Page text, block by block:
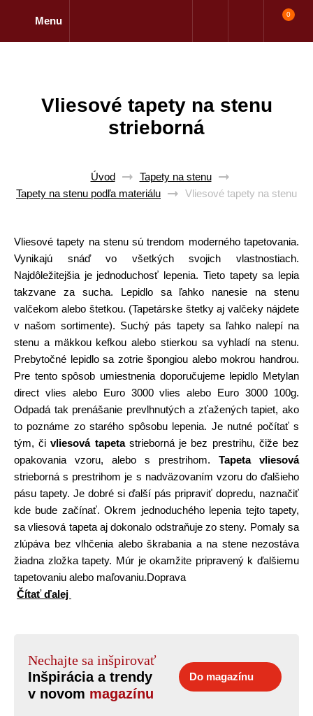
Menu
0
Vliesové tapety na stenu
strieborná
Úvod
Tapety na stenu
Tapety na stenu podľa materiálu
Vliesové tapety na stenu
Vliesové tapety na stenu sú trendom moderného tapetovania.
Vynikajú snáď vo všetkých svojich vlastnostiach.
Najdôležitejšia je jednoduchosť lepenia. Tieto tapety sa lepia
takzvane za sucha. Lepidlo sa ľahko nanesie na stenu
valčekom alebo štetkou. (Tapetárske štetky aj valčeky nájdete
v našom sortimente). Suchý pás tapety sa ľahko nalepí na
stenu a mäkkou kefkou alebo stierkou sa vyhladí na stenu.
Prebytočné lepidlo sa zotrie špongiou alebo mokrou handrou.
Pre tento spôsob umiestnenia doporučujeme lepidlo Metylan
direct vlies alebo Euro 3000 vlies alebo Euro 3000 100g.
Odpadá tak prenášanie prevlhnutých a zťažených tapiet, ako
to poznáme zo starého spôsobu lepenia. Je nutné počítať s
tým, čivliesová tapeta strieborná je bez prestrihu, čiže bez
opakovania vzoru, alebo s prestrihom. Tapeta vliesová
strieborná s prestrihom je s nadväzovaním vzoru do ďalšieho
pásu tapety. Je dobré si ďalší pás pripraviť dopredu, naznačiť
kde bude začínať. Okrem jednoduchého lepenia tejto tapety,
sa vliesová tapeta aj dokonalo odstraňuje zo steny. Pomaly sa
zlúpáva bez vlhčenia alebo škrabania a na stene nezostáva
žiadna zložka tapety. Múr je okamžite pripravený k ďalšiemu
tapetovaniu alebo maľovaniu.Doprava
Čítať ďalej
Nechajte sa inšpirovať
Inšpirácia a trendy
v novom magazínu
Do magazínu